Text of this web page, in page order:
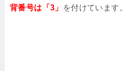
背番号は「3」 を付けています。